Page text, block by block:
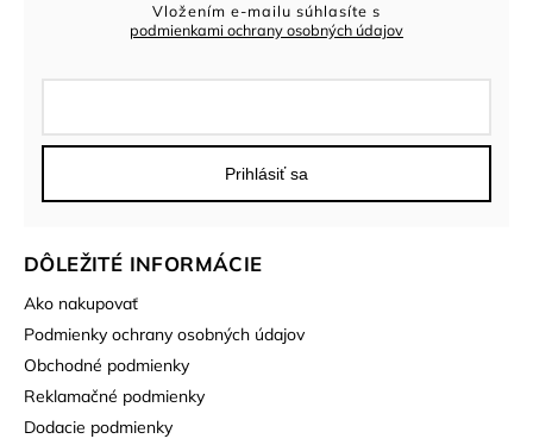
DÔLEŽITÉ INFORMÁCIE
Ako nakupovať
Podmienky ochrany osobných údajov
Obchodné podmienky
Reklamačné podmienky
Dodacie podmienky
Vložením e-mailu súhlasíte s
podmienkami ochrany osobných údajov
Prihlásiť sa